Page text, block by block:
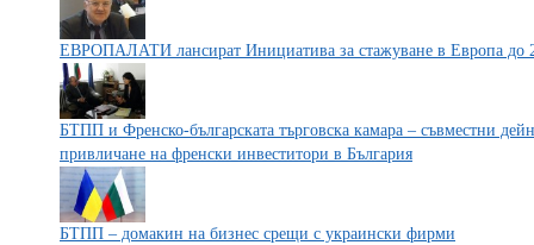
ЕВРОПАЛАТИ лансират Инициатива за стажуване в Европа до
БТПП и Френско-българската търговска камара – съвместни
привличане на френски инвеститори в България
БТПП – домакин на бизнес срещи с украински фирми